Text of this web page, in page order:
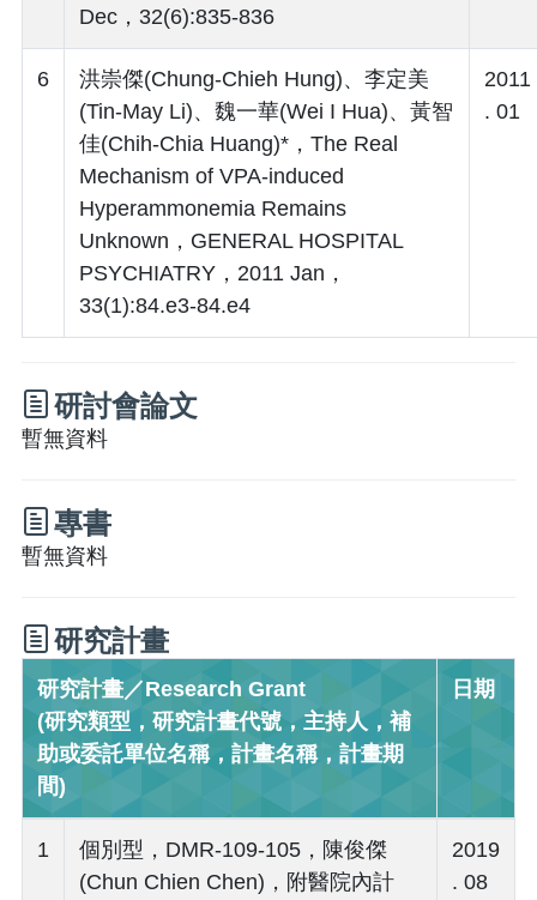
Dec，32(6):835-836
6
洪崇傑(Chung-Chieh Hung)、李定美
(Tin-May Li)、魏一華(Wei I Hua)、黃智
佳(Chih-Chia Huang)*，The Real
Mechanism of VPA-induced
Hyperammonemia Remains
Unknown，GENERAL HOSPITAL
PSYCHIATRY，2011 Jan，
33(1):84.e3-84.e4
2011
. 01
研討會論文
暫無資料
專書
暫無資料
研究計畫
研究計畫／Research Grant
(研究類型，研究計畫代號，主持人，補
助或委託單位名稱，計畫名稱，計畫期
間)
日期
1
個別型，DMR-109-105，陳俊傑
(Chun Chien Chen)，附醫院內計
2019
. 08